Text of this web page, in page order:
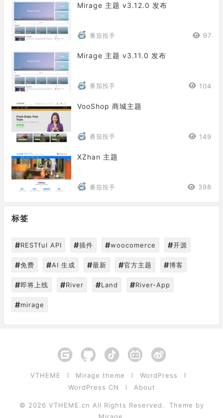
Mirage 主题 v3.12.0 发布
番茄投手 97
Mirage 主题 v3.11.0 发布
番茄投手 104
VooShop 商城主题
番茄投手 149
XZhan 主题
番茄投手 398
标签
#RESTful API #插件 #woocomerce #开源
#免费 #AI 生成 #最新 #官方主题 #博客
#即将上线 #River #Land #River-App
#mirage
VTHEME Mirage theme
WordPress
WordPress CN
About
© 2026 VTHEME.cn All Rights Reserved.
Theme by